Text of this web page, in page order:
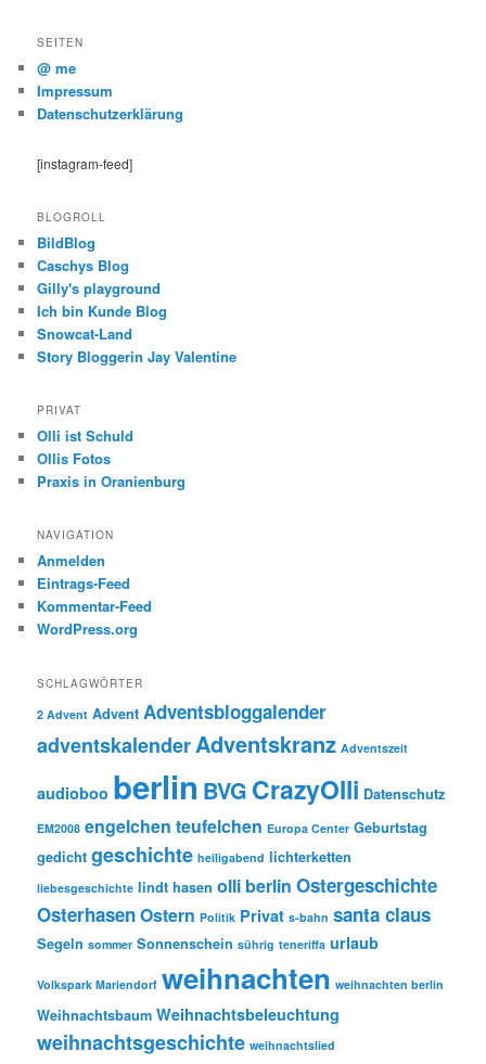
SEITEN
@ me
Impressum
Datenschutzerklärung
[instagram-feed]
BLOGROLL
BildBlog
Caschys Blog
Gilly's playground
Ich bin Kunde Blog
Snowcat-Land
Story Bloggerin Jay Valentine
PRIVAT
Olli ist Schuld
Ollis Fotos
Praxis in Oranienburg
NAVIGATION
Anmelden
Eintrags-Feed
Kommentar-Feed
WordPress.org
SCHLAGWÖRTER
2 Advent Advent Adventsbloggalender
adventskalenderAdventskranz Adventszeit
audioboo berlin BVG CrazyOlli Datenschutz
EM2008 engelchen teufelchen Europa Center Geburtstag
gedicht geschichte heiligabend lichterketten
liebesgeschichte lindt hasen olli berlin Ostergeschichte
OsterhasenOstern Politik Privat s-bahn santa claus
Segeln sommer Sonnenschein sührig teneriffa urlaub
Volkspark Mariendorf weihnachten weihnachten berlin
Weihnachtsbaum Weihnachtsbeleuchtung
weihnachtsgeschichte weihnachtslied